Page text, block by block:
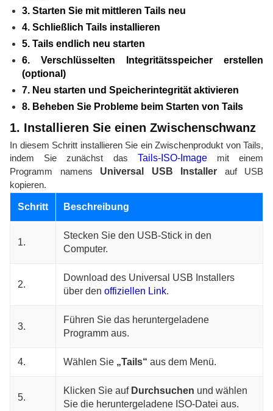
3. Starten Sie mit mittleren Tails neu
4. Schließlich Tails installieren
5. Tails endlich neu starten
6. Verschlüsselten Integritätsspeicher erstellen
(optional)
7. Neu starten und Speicherintegrität aktivieren
8. Beheben Sie Probleme beim Starten von Tails
1. Installieren Sie einen Zwischenschwanz
In diesem Schritt installieren Sie ein Zwischenprodukt von Tails,
indem Sie zunächst das Tails-ISO-Imagemit einem
Programm namens Universal USB Installer auf USB
kopieren.
Schritt Beschreibung
1.
Stecken Sie den USB-Stick in den
Computer.
2.
Download des Universal USB Installers
über den offiziellen Link.
3.
Führen Sie das heruntergeladene
Programm aus.
4. Wählen Sie „Tails“ aus dem Menü.
5.
Klicken Sie auf Durchsuchen und wählen
Sie die heruntergeladene ISO-Datei aus.